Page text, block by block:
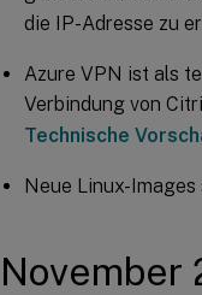
die IP-Adresse zu
Azure VPN ist als
Verbindung von
Technische
Neue Linux-
November